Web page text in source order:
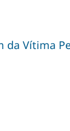
da Vítima